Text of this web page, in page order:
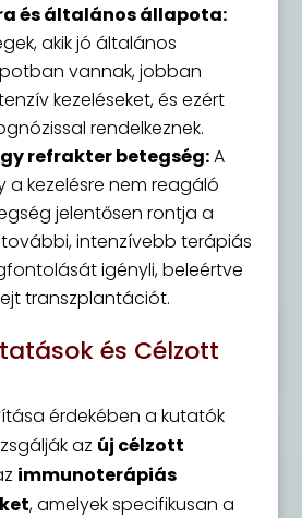
és általános állapota:
akik jó általános
vannak, jobban
kezeléseket, és ezért
rendelkeznek.
refrakter betegség:A
a kezelésre nem reagáló
jelentősen rontja a
intenzívebb terápiás
igényli, beleértve
transzplantációt.
és Célzott
érdekében a kutatók
az új célzott
immunoterápiás
, amelyek specifikusan a